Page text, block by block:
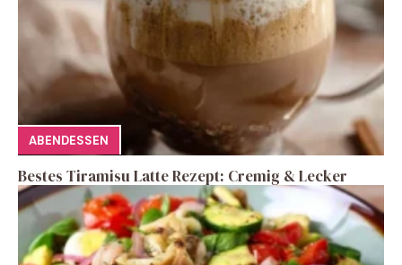
ABENDESSEN
Bestes Tiramisu Latte Rezept: Cremig & Lecker